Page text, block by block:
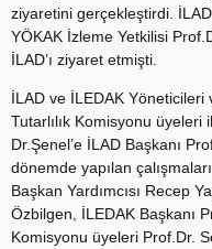
ziyaretini gerçekleştirdi.
YÖKAK İzleme Yetkilisi
İLAD’ı ziyaret etmişti.
İLAD ve İLEDAK
Tutarlılık Komisyonu
Dr.Şenel’e İLAD Başkanı
dönemde yapılan
Başkan Yardımcısı Recep
Özbilgen, İLEDAK Başkanı
Komisyonu üyeleri Prof.Dr.